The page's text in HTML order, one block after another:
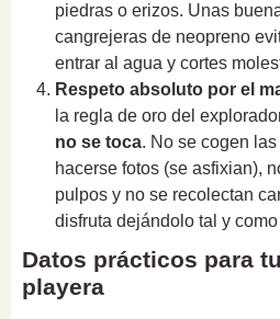
piedras o erizos. Unas
cangrejeras de neopreno
entrar al agua y cortes
Respeto absoluto por el
la regla de oro del
no se toca. No se cogen
hacerse fotos (se asfixian),
pulpos y no se recolectan
disfruta dejándolo tal y
Datos prácticos para
playera